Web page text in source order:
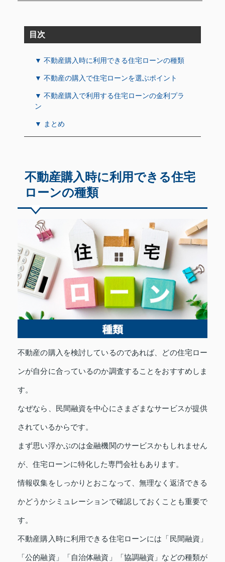
目次
▼ 不動産購入時に利用できる住宅ローンの種類
▼ 不動産の購入で住宅ローンを選ぶポイント
▼ 不動産購入で利用する住宅ローンの金利プラ
ン
▼ まとめ
不動産購入時に利用できる住宅
ローンの種類
不動産の購入を検討しているのであれば、どの住宅ロー
ンが自分に合っているのか調査することをおすすめしま
す。
なぜなら、民間融資を中心にさまざまなサービスが提供
されているからです。
まず思い浮かぶのは金融機関のサービスかもしれません
が、住宅ローンに特化した専門会社もあります。
情報収集をしっかりとおこなって、無理なく返済できる
かどうかシミュレーションで確認しておくことも重要で
す。
不動産購入時に利用できる住宅ローンには「民間融資」
「公的融資」「自治体融資」「協調融資」などの種類が